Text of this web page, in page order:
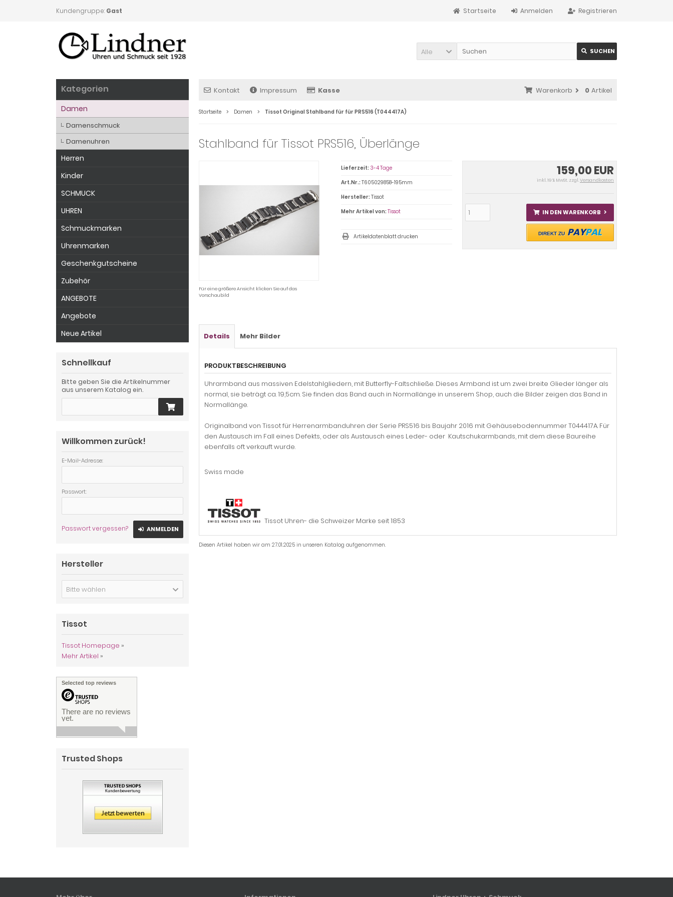
Kundengruppe: Gast Registrieren
Anmelden
Startseite
Alle SUCHEN
Kontakt Impressum Kasse Warenkorb 0 Artikel
Startseite Damen Tissot Original Stahlband für für PRS516 (T044417A)
Stahlband für Tissot PRS516, Überlänge
Für eine größere Ansicht klicken Sie auf das
Vorschaubild
159,00 EUR
inkl. 19 % MwSt. zzgl.Versandkosten
IN DEN WARENKORB
DIREKT ZU PAYPAL
Lieferzeit: 3-4 Tage
Art.Nr.: T605029858-195mm
Hersteller: Tissot
Mehr Artikel von: Tissot
Artikeldatenblatt drucken
Details Mehr Bilder
PRODUKTBESCHREIBUNG
Uhrarmband aus massiven Edelstahlgliedern, mit Butterfly-Faltschließe. Dieses Armband ist um zwei breite Glieder länger als
normal, sie beträgt ca. 19,5cm. Sie finden das Band auch in Normallänge in unserem Shop, auch die Bilder zeigen das Band in
Normallänge.
Originalband von Tissot für Herrenarmbanduhren der Serie PRS516 bis Baujahr 2016 mit Gehäusebodennummer T044417A. Für
den Austausch im Fall eines Defekts, oder als Austausch eines Leder- oder Kautschukarmbands, mit dem diese Baureihe
ebenfalls oft verkauft wurde.
Swiss made
Tissot Uhren- die Schweizer Marke seit 1853
Diesen Artikel haben wir am 27.01.2025 in unseren Katalog aufgenommen.
Kategorien
Damen
Damenschmuck
Damenuhren
Herren
Kinder
SCHMUCK
UHREN
Schmuckmarken
Uhrenmarken
Geschenkgutscheine
Zubehör
ANGEBOTE
Angebote
Neue Artikel
Schnellkauf
Bitte geben Sie die Artikelnummer
aus unserem Katalog ein.
Willkommen zurück!
E-Mail-Adresse:
Passwort:
Passwort vergessen? ANMELDEN
Hersteller
Bitte wählen
Tissot
Tissot Homepage »
Mehr Artikel »
Selected top reviews
There are no reviews
yet.
Trusted Shops